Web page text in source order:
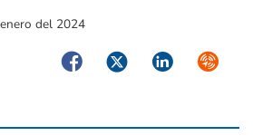
del 2024
FacebookTwitterLinkedIn